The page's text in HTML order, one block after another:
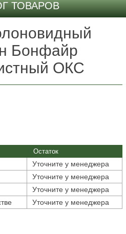
ТОВАРОВ
Бонфайр
ОКС
Остаток
Уточните у менеджера
Уточните у менеджера
Уточните у менеджера
Уточните у менеджера